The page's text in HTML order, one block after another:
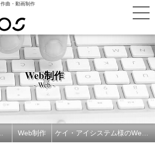
曲・動画制作
Web制作
- Web -
Web制作